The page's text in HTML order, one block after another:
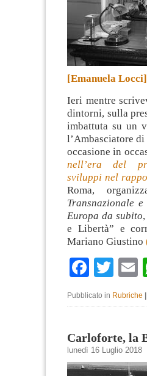
[Emanuela Locci]
Ieri mentre
dintorni, sulla
imbattuta su un
l’Ambasciatore
occasione in
nell’era del
sviluppi nel
Roma,
Transnazionale
Europa da subito
e Libertà” e
Mariano Giustino
Pubblicato in Rubriche
Carloforte, la
lunedì 16 Luglio 2018